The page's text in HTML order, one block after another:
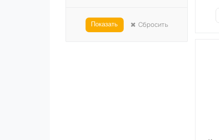
Показать Сбросить